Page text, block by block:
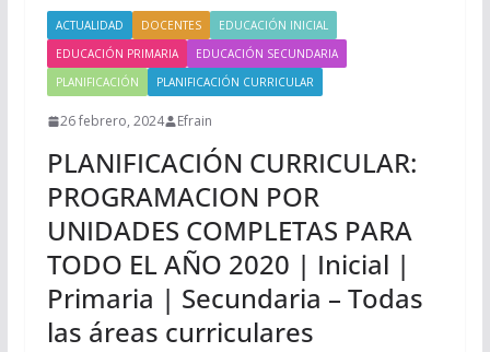
ACTUALIDAD DOCENTES
EDUCACIÓN INICIAL
EDUCACIÓN PRIMARIA
EDUCACIÓN SECUNDARIA
PLANIFICACIÓN
PLANIFICACIÓN CURRICULAR
26 febrero, 2024 Efrain
PLANIFICACIÓN CURRICULAR:
PROGRAMACION POR
UNIDADES COMPLETAS PARA
TODO EL AÑO 2020 | Inicial |
Primaria | Secundaria – Todas
las áreas curriculares